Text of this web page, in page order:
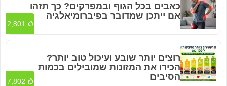
כאבים בכל הגוף ובמפרקים? כך תזהו
אם ייתכן שמדובר בפיברומיאלגיה
2,801
רוצים יותר שובע ועיכול טוב יותר?
הכירו את המזונות שמובילים בכמות
הסיבים
7,802